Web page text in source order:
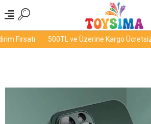
Fırsatı 500TL ve Üzerine Kargo Ücretsiz!